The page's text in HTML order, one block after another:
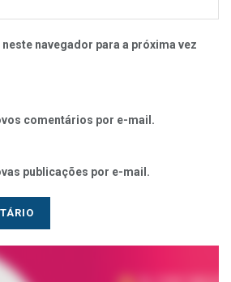
navegador para a próxima vez
comentários por e-mail.
publicações por e-mail.